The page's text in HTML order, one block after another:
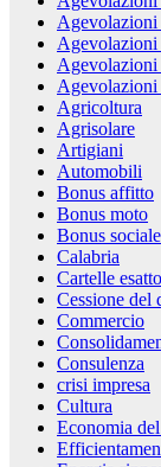
Agevolazioni
Agevolazioni
Agevolazioni
Agricoltura
Agrisolare
Artigiani
Automobili
Bonus affitto
Bonus moto
Bonus sociale
Calabria
Cartelle
Cessione del
Commercio
Consulenza
crisi impresa
Cultura
Economia